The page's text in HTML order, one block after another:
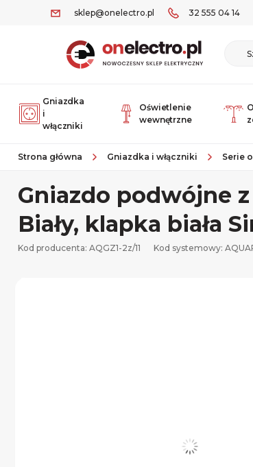
sklep@onelectro.pl 32 555 04 14
Gniazdka
i
włączniki
Oświetlenie
wewnętrzne
Strona główna Gniazdka i włączniki Serie
Gniazdo podwójne
Biały, klapka biała
Kod producenta: AQGZ1-2z/11 Kod systemowy: